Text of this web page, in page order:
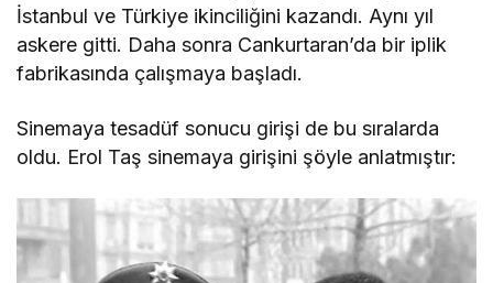
İstanbul ve Türkiye ikinciliğini kazandı. Aynı yıl
askere gitti. Daha sonra Cankurtaran’da bir iplik
fabrikasında çalışmaya başladı.
Sinemaya tesadüf sonucu girişi de bu sıralarda
oldu. Erol Taş sinemaya girişini şöyle anlatmıştır: